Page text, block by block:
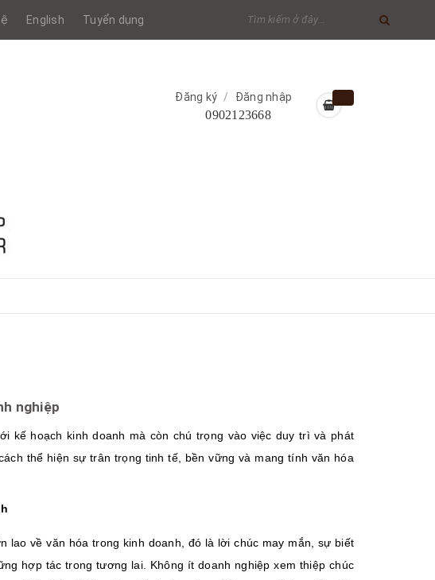
English Tuyển dụng
Đăng ký / Đăng nhập
0902123668
nghiệp
kế hoạch kinh doanh mà còn chú trọng vào việc duy trì và phát
thể hiện sự trân trọng tinh tế, bền vững và mang tính văn hóa
lao về văn hóa trong kinh doanh, đó là lời chúc may mắn, sự biết
hợp tác trong tương lai. Không ít doanh nghiệp xem thiệp chúc